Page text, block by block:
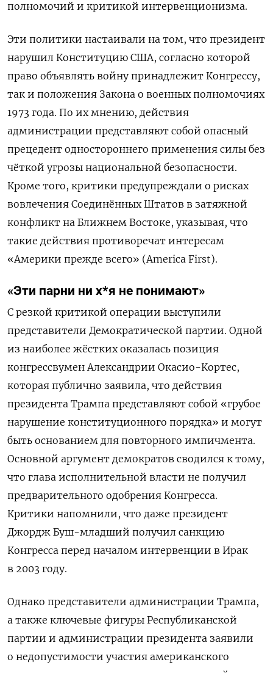
полномочий и критикой интервенционизма.
Эти политики настаивали на том, что президент
нарушил Конституцию США, согласно которой
право объявлять войну принадлежит Конгрессу,
так и положения Закона о военных полномочиях
1973 года. По их мнению, действия
администрации представляют собой опасный
прецедент одностороннего применения силы без
чёткой угрозы национальной безопасности.
Кроме того, критики предупреждали о рисках
вовлечения Соединённых Штатов в затяжной
конфликт на Ближнем Востоке, указывая, что
такие действия противоречат интересам
«Америки прежде всего» (America First).
«Эти парни ни х*я не понимают»
С резкой критикой операции выступили
представители Демократической партии. Одной
из наиболее жёстких оказалась позиция
конгрессвумен Александрии Окасио-Кортес,
которая публично заявила, что действия
президента Трампа представляют собой «грубое
нарушение конституционного порядка» и могут
быть основанием для повторного импичмента.
Основной аргумент демократов сводился к тому,
что глава исполнительной власти не получил
предварительного одобрения Конгресса.
Критики напомнили, что даже президент
Джордж Буш-младший получил санкцию
Конгресса перед началом интервенции в Ирак
в 2003 году.
Однако представители администрации Трампа,
а также ключевые фигуры Республиканской
партии и администрации президента заявили
о недопустимости участия американского